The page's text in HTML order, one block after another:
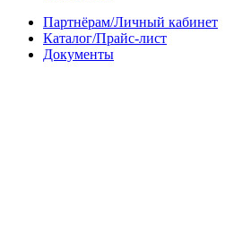
Партнёрам/Личный кабинет
Каталог/Прайс-лист
Документы